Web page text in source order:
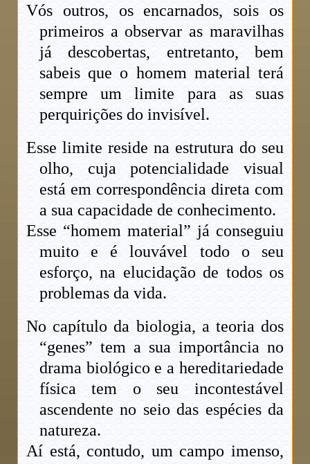
Vós outros, os encarnados, sois os
primeiros a observar as maravilhas
já descobertas, entretanto, bem
sabeis que o homem material terá
sempre um limite para as suas
perquirições do invisível.
Esse limite reside na estrutura do seu
olho, cuja potencialidade visual
está em correspondência direta com
a sua capacidade de conhecimento.
Esse “homem material” já conseguiu
muito e é louvável todo o seu
esforço, na elucidação de todos os
problemas da vida.
No capítulo da biologia, a teoria dos
“genes” tem a sua importância no
drama biológico e a hereditariedade
física tem o seu incontestável
ascendente no seio das espécies da
natureza.
Aí está, contudo, um campo imenso,